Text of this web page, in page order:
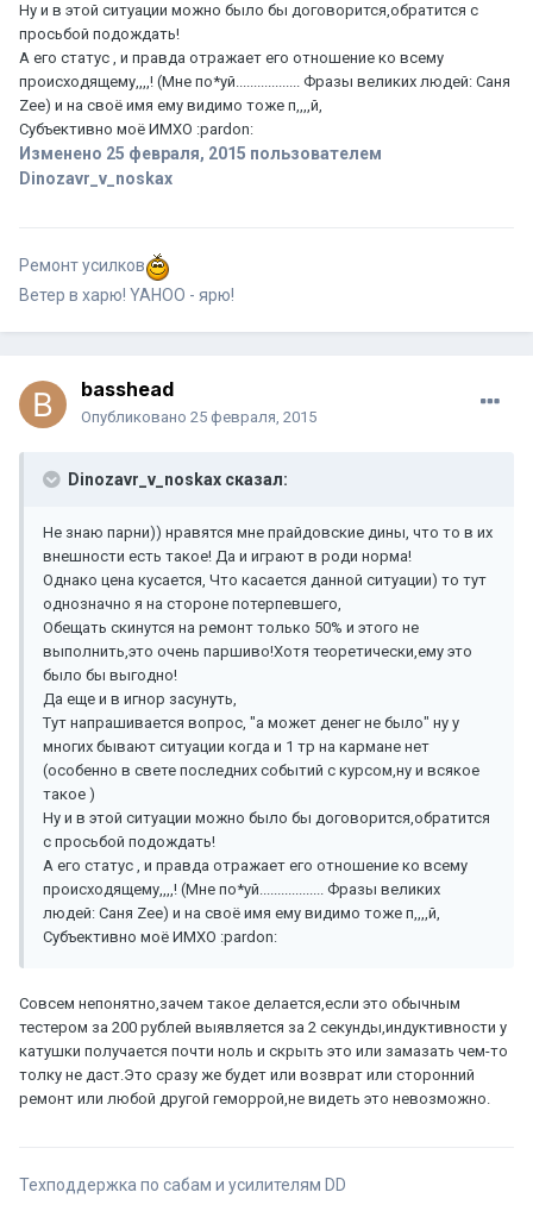
Ну и в этой ситуации можно было бы договорится,обратится с
просьбой подождать!
А его статус , и правда отражает его отношение ко всему
происходящему,,,,! (Мне по*уй.................. Фразы великих людей: Саня
Zee) и на своё имя ему видимо тоже п,,,,й,
Субъективно моё ИМХО :pardon:
Изменено 25 февраля, 2015 пользователем
Dinozavr_v_noskax
Ремонт усилков
Ветер в харю! YAHOO - ярю!
basshead
Опубликовано 25 февраля, 2015
Dinozavr_v_noskax сказал:
Не знаю парни)) нравятся мне прайдовские дины, что то в их
внешности есть такое! Да и играют в роди норма!
Однако цена кусается, Что касается данной ситуации) то тут
однозначно я на стороне потерпевшего,
Обещать скинутся на ремонт только 50% и этого не
выполнить,это очень паршиво!Хотя теоретически,ему это
было бы выгодно!
Да еще и в игнор засунуть,
Тут напрашивается вопрос, "а может денег не было" ну у
многих бывают ситуации когда и 1 тр на кармане нет
(особенно в свете последних событий с курсом,ну и всякое
такое )
Ну и в этой ситуации можно было бы договорится,обратится
с просьбой подождать!
А его статус , и правда отражает его отношение ко всему
происходящему,,,,! (Мне по*уй.................. Фразы великих
людей: Саня Zee) и на своё имя ему видимо тоже п,,,,й,
Субъективно моё ИМХО :pardon:
Совсем непонятно,зачем такое делается,если это обычным
тестером за 200 рублей выявляется за 2 секунды,индуктивности у
катушки получается почти ноль и скрыть это или замазать чем-то
толку не даст.Это сразу же будет или возврат или сторонний
ремонт или любой другой геморрой,не видеть это невозможно.
Техподдержка по сабам и усилителям DD